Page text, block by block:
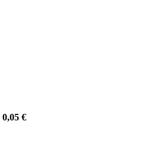
0,05 €